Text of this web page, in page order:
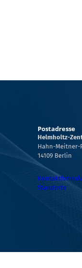
Postadresse
Helmholtz-
Hahn-Meitner-
14109 Berlin
Standorte